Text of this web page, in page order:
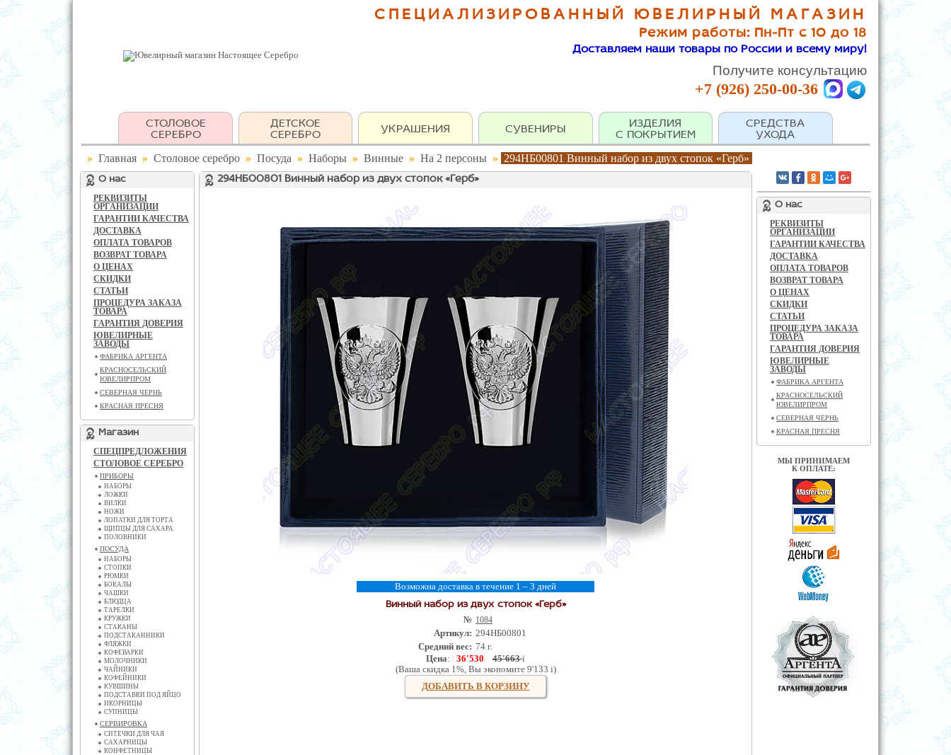
СПЕЦИАЛИЗИРОВАННЫЙ ЮВЕЛИРНЫЙ МАГАЗИН
Режим работы: Пн-Пт с 10 до 18
Доставляем наши товары по России и всему миру!
Получите консультацию
+7 (926) 250-00-36
СТОЛОВОЕ
СЕРЕБРО
ДЕТСКОЕ
СЕРЕБРО
УКРАШЕНИЯ СУВЕНИРЫ
ИЗДЕЛИЯ
С ПОКРЫТИЕМ
СРЕДСТВА
УХОДА
» Главная » Столовое серебро » Посуда » Наборы » Винные » На 2 персоны » 294НБ00801 Винный набор из двух стопок «Герб»
О нас
РЕКВИЗИТЫ
ОРГАНИЗАЦИИ
ГАРАНТИИ КАЧЕСТВА
ДОСТАВКА
ОПЛАТА ТОВАРОВ
ВОЗВРАТ ТОВАРА
О ЦЕНАХ
СКИДКИ
СТАТЬИ
ПРОЦЕДУРА ЗАКАЗА
ТОВАРА
ГАРАНТИЯ ДОВЕРИЯ
ЮВЕЛИРНЫЕ
ЗАВОДЫ
ФАБРИКА АРГЕНТА
КРАСНОСЕЛЬСКИЙ
ЮВЕЛИРПРОМ
СЕВЕРНАЯ ЧЕРНЬ
КРАСНАЯ ПРЕСНЯ
Магазин
СПЕЦПРЕДЛОЖЕНИЯ
СТОЛОВОЕ СЕРЕБРО
ПРИБОРЫ
НАБОРЫ
ЛОЖКИ
ВИЛКИ
НОЖИ
ЛОПАТКИ ДЛЯ ТОРТА
ЩИПЦЫ ДЛЯ САХАРА
ПОЛОВНИКИ
ПОСУДА
НАБОРЫ
СТОПКИ
РЮМКИ
БОКАЛЫ
ЧАШКИ
БЛЮДЦА
ТАРЕЛКИ
КРУЖКИ
СТАКАНЫ
ПОДСТАКАННИКИ
ФЛЯЖКИ
КОФЕВАРКИ
МОЛОЧНИКИ
ЧАЙНИКИ
КОФЕЙНИКИ
КУВШИНЫ
ПОДСТАВКИ ПОД ЯЙЦО
ИКОРНИЦЫ
СУПНИЦЫ
СЕРВИРОВКА
СИТЕЧКИ ДЛЯ ЧАЯ
САХАРНИЦЫ
КОНФЕТНИЦЫ
294НБ00801 Винный набор из двух стопок «Герб»
Возможна доставка в течение 1 – 3 дней
Винный набор из двух стопок «Герб»
№ 1084
Артикул: 294НБ00801
Средний вес: 74 г.
Цена: 36'530 45'663 i
(Ваша скидка 1%, Вы экономите 9'133 i)
ДОБАВИТЬ В КОРЗИНУ
О нас
РЕКВИЗИТЫ
ОРГАНИЗАЦИИ
ГАРАНТИИ КАЧЕСТВА
ДОСТАВКА
ОПЛАТА ТОВАРОВ
ВОЗВРАТ ТОВАРА
О ЦЕНАХ
СКИДКИ
СТАТЬИ
ПРОЦЕДУРА ЗАКАЗА
ТОВАРА
ГАРАНТИЯ ДОВЕРИЯ
ЮВЕЛИРНЫЕ
ЗАВОДЫ
ФАБРИКА АРГЕНТА
КРАСНОСЕЛЬСКИЙ
ЮВЕЛИРПРОМ
СЕВЕРНАЯ ЧЕРНЬ
КРАСНАЯ ПРЕСНЯ
МЫ ПРИНИМАЕМ
К ОПЛАТЕ: